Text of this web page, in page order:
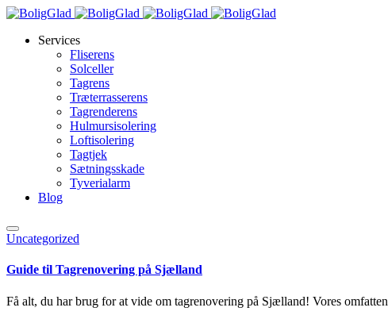
Services
Fliserens
Solceller
Tagrens
Træterrasserens
Tagrenderens
Hulmursisolering
Loftisolering
Tagtjek
Sætningsskade
Tyverialarm
Blog
Uncategorized
Guide til Tagrenovering på Sjælland
Få alt, du har brug for at vide om tagrenovering på Sjælland! Vores